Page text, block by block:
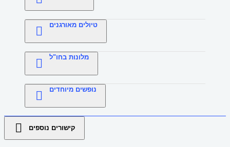
טיולים מאורגנים
מלונות בחו"ל
נופשים מיוחדים
קישורים נוספים